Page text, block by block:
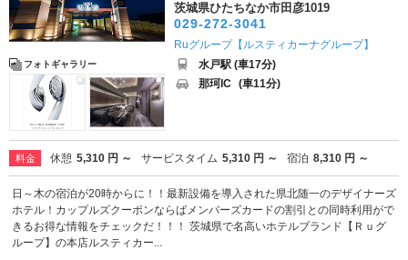
フォトギャラリー
茨城県ひたちなか市田彦1019
029-272-3041
Ruグループ【ルスティカーナグループ】
水戸駅 (車17分)
那珂IC (車11分)
料金 休憩 5,310 円 ～ サービスタイム 5,310 円 ～ 宿泊 8,310 円 ～
日～木の宿泊が20時からに！！最新設備を導入された県北随一のデザイナーズ
ホテル！カップルズクーポンならばメンバーズカードの割引との同時利用がで
きるお得な情報をチェックだ！！！ 茨城県で名高いホテルブランド【Ｒｕグ
ループ】の本店ルスティカー...